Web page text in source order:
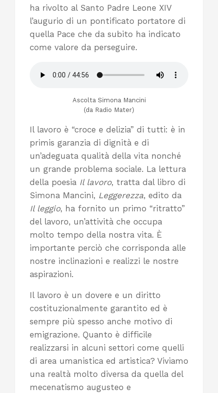
ha rivolto al Santo Padre Leone XIV
l’augurio di un pontificato portatore di
quella Pace che da subito ha indicato
come valore da perseguire.
Ascolta Simona Mancini
(da Radio Mater)
Il lavoro è “croce e delizia” di tutti: è in
primis garanzia di dignità e di
un’adeguata qualità della vita nonché
un grande problema sociale. La lettura
della poesia Il lavoro, tratta dal libro di
Simona Mancini, Leggerezza, edito da
Il leggio, ha fornito un primo “ritratto”
del lavoro, un’attività che occupa
molto tempo della nostra vita. È
importante perciò che corrisponda alle
nostre inclinazioni e realizzi le nostre
aspirazioni.
Il lavoro è un dovere e un diritto
costituzionalmente garantito ed è
sempre più spesso anche motivo di
emigrazione. Quanto è difficile
realizzarsi in alcuni settori come quelli
di area umanistica ed artistica? Viviamo
una realtà molto diversa da quella del
mecenatismo augusteo e